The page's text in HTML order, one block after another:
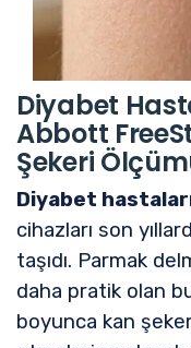
Diyabet
Abbott
Şekeri
Diyabet
cihazları son
taşıdı. Parmak
daha pratik olan
boyunca kan